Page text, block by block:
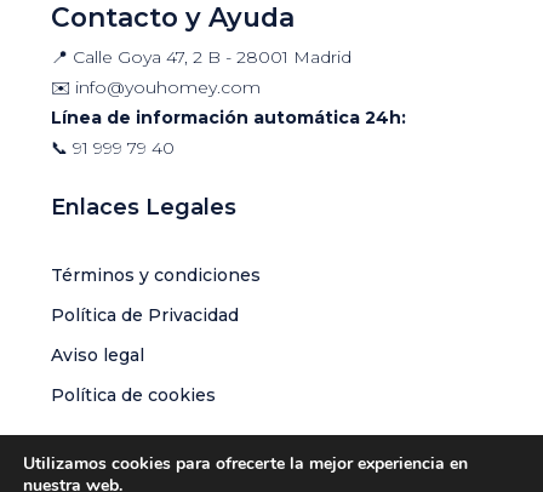
Contacto y Ayuda
📍 Calle Goya 47, 2 B - 28001 Madrid
✉️ info@youhomey.com
Línea de información automática 24h:
📞 91 999 79 40
Enlaces Legales
Términos y condiciones
Política de Privacidad
Aviso legal
Política de cookies
Utilizamos cookies para ofrecerte la mejor experiencia en
nuestra web.